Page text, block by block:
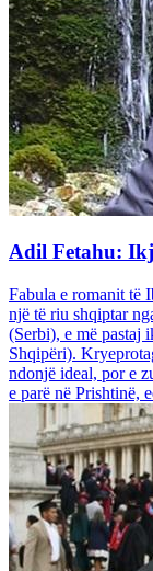
Adil Fetahu:
Fabula e romanit të
një të riu shqiptar
(Serbi), e më pastaj
Shqipëri).
ndonjë ideal, por e
e parë në Prishtinë,